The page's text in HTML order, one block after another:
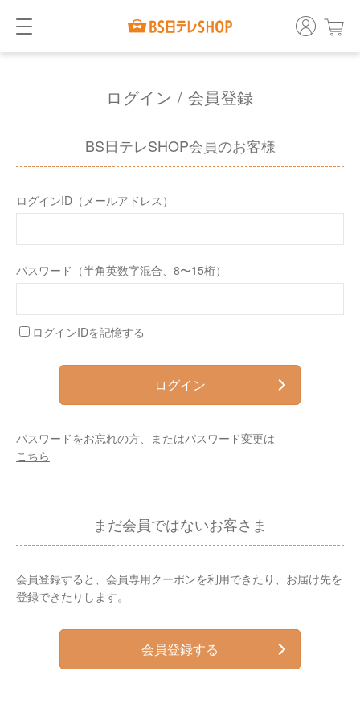
ログイン / 会員登録
BS日テレSHOP会員のお客様
ログインID（メールアドレス）
パスワード（半角英数字混合、8〜15桁）
ログインIDを記憶する
ログイン
パスワードをお忘れの方、またはパスワード変更は
こちら
まだ会員ではないお客さま
会員登録すると、会員専用クーポンを利用できたり、お届け先を
登録できたりします。
会員登録する